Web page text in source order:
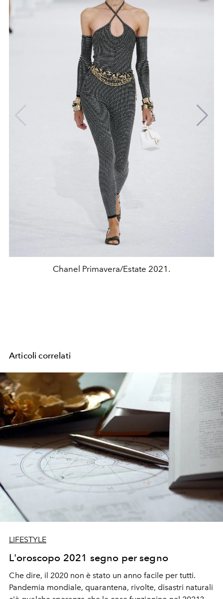
Chanel Primavera/Estate 2021.
Articoli correlati
LIFESTYLE
L'oroscopo 2021 segno per segno
Che dire, il 2020 non è stato un anno facile per tutti.
Pandemia mondiale, quarantena, rivolte, disastri naturali